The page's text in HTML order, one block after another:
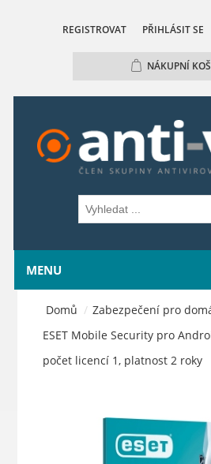
REGISTROVAT PŘIHLÁSIT SE
NÁKUPNÍ
MENU
Domů / Zabezpečení pro
ESET Mobile Security pro
počet licencí 1, platnost 2 roky